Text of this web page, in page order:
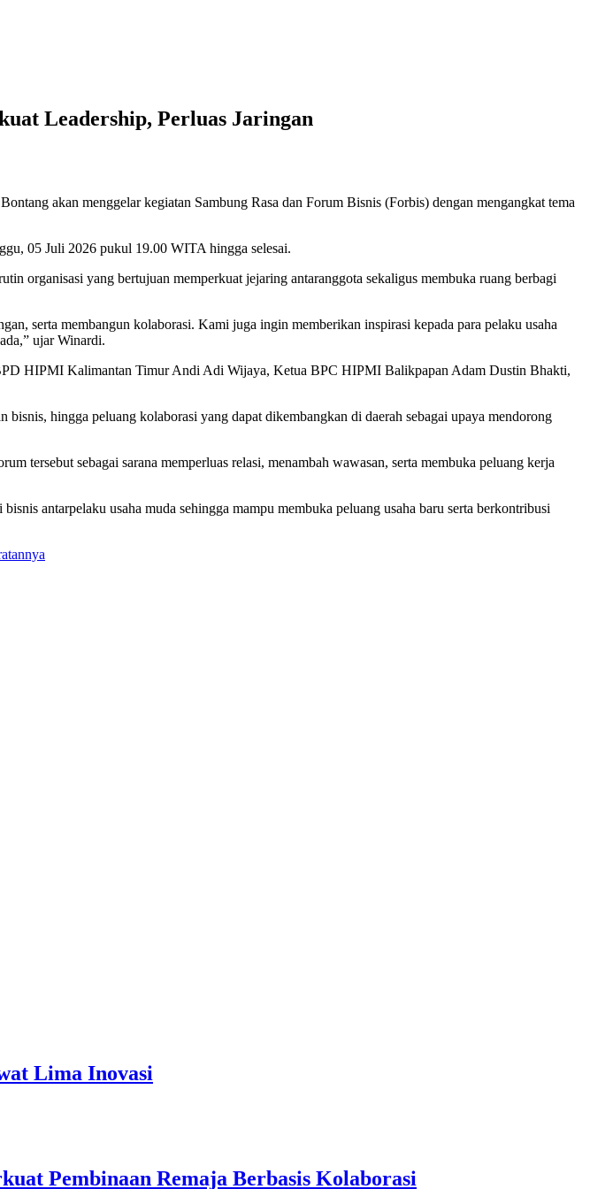
Leadership, Perluas Jaringan
akan menggelar kegiatan Sambung Rasa dan Forum Bisnis (Forbis) dengan mengangkat tema
05 Juli 2026 pukul 19.00 WITA hingga selesai.
organisasi yang bertujuan memperkuat jejaring antaranggota sekaligus membuka ruang berbagi
serta membangun kolaborasi. Kami juga ingin memberikan inspirasi kepada para pelaku usaha
ujar Winardi.
HIPMI Kalimantan Timur Andi Adi Wijaya, Ketua BPC HIPMI Balikpapan Adam Dustin Bhakti,
hingga peluang kolaborasi yang dapat dikembangkan di daerah sebagai upaya mendorong
tersebut sebagai sarana memperluas relasi, menambah wawasan, serta membuka peluang kerja
antarpelaku usaha muda sehingga mampu membuka peluang usaha baru serta berkontribusi
Lima Inovasi
Pembinaan Remaja Berbasis Kolaborasi